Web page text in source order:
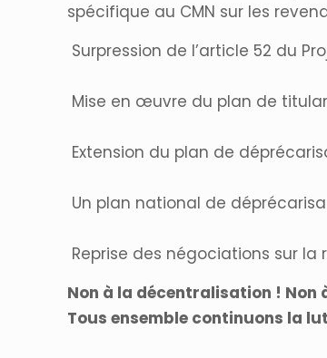
spécifique au CMN sur les
Surpression de l’article 52 du
Mise en œuvre du plan de
Extension du plan de
Un plan national de
Reprise des négociations sur
Non à la décentralisation ! Non
Tous ensemble continuons la